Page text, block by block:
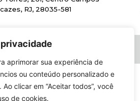
aprimorar sua experiência de
ou conteúdo personalizado e
clicar em “Aceitar todos”, você
de cookies.
RJ, 28035-581